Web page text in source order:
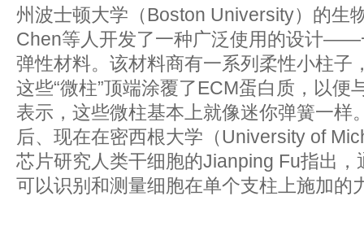
州波士顿大学（Boston University）的生
Chen等人开发了一种广泛使用的设计——
弹性材料。该材料商有一系列柔性小柱子
这些“微柱”顶端涂覆了ECM蛋白质，以便
表示，这些微柱基本上就像迷你弹簧一样
后、现在在密西根大学（University of
芯片研究人类干细胞的Jianping Fu指出
可以识别和测量细胞在单个支柱上施加的